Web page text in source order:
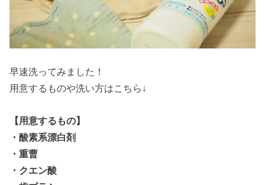
早速洗ってみました！
用意するものや洗い方はこちら↓
【用意するもの】
・酸素系漂白剤
・重曹
・クエン酸